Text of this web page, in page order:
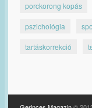
porckorong kopás
pszichológia
tartáskorrekció